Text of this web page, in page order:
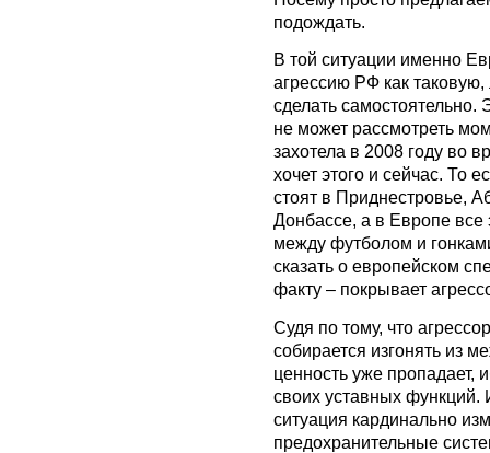
подождать.
В той ситуации именно
агрессию РФ как
сделать самостоятельно.
не может рассмотреть
захотела в 2008 году во
хочет этого и сейчас. То
стоят в Приднестровье,
Донбассе, а в Европе все
между футболом и
сказать о европейском
факту – покрывает
Судя по тому, что
собирается изгонять из
ценность уже пропадает,
своих уставных функций.
ситуация кардинально
предохранительные